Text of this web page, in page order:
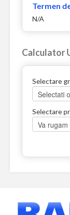
Termen
N/A
Calculator
Selectare
Selectare